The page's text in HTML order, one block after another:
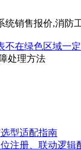
销售报价,消防
在绿色区域一
处理方法
型适配指南
注册、联动逻辑